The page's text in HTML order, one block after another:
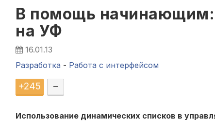
В помощь начинающим:
на УФ
16.01.13
Разработка - Работа с интерфейсом
+245 –
Использование динамических списков в